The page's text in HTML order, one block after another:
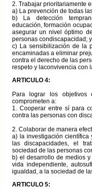
2. Trabajar prioritariamente
a) La prevención de todas
b) La detección
educación, formación
asegurar un nivel óptimo
personas condiscapacidad; y
c) La sensibilización de la
encaminadas a eliminar
contra el derecho de las
respeto y laconvivencia con
ARTICULO 4:
Para lograr los objetivos
comprometen a:
1. Cooperar entre sí para
contra las personas con
2. Colaborar de manera
a) la investigación
las discapacidades, el
sociedad de las personas
b) el desarrollo de medios
vida independiente,
igualdad, a la sociedad de
ARTICULO 5: